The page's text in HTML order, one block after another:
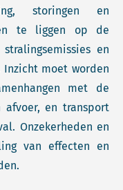
storingen en
te liggen op de
en
moet worden
met de
en transport
Onzekerheden en
van effecten en